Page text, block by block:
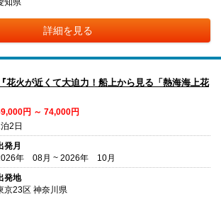
詳細を見る
花火が近くて大迫力！船上から見る「熱海海上花
円 ～ 74,000円
2日
発月
年 08月 ~ 2026年 10月
発地
京23区 神奈川県